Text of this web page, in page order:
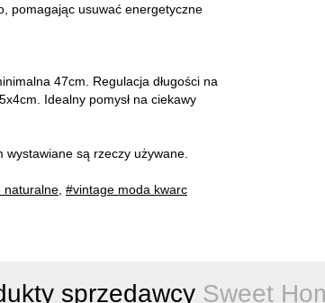
pomagając usuwać energetyczne
47cm. Regulacja długości na
Idealny pomysł na ciekawy
są rzeczy używane.
naturalne #vintage moda kwarc
sprzedawcy Sweet